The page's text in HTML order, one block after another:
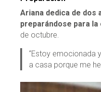
Ariana dedica de
preparándose para la
de octubre.
“Estoy emocionada
a casa porque me